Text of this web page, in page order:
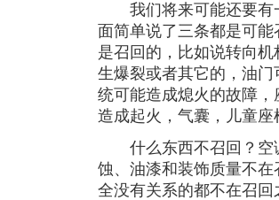
我们将来可能还要有
面简单说了三条都是可
是召回的，比如说转向
生爆裂或者其它的，油
统可能造成熄火的故障
造成起火，气囊，儿童座
什么东西不召回？空
蚀、油漆和装饰质量不
全没有关系的都不在召回